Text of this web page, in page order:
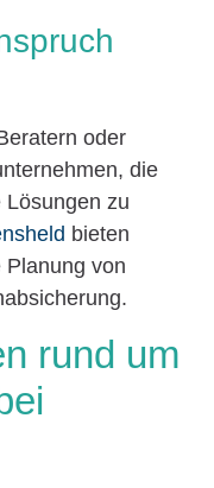
oder
die
Lösungen zu
bieten
Planung von
rund um